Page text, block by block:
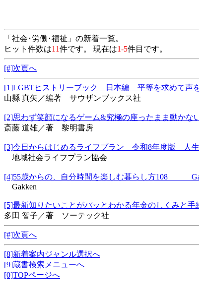
「社会･労働･福祉」の新着一覧。
ヒット件数は11件です。 現在は1-5件目です。
[#]次頁へ
[1]LGBTヒストリーブック 日本編 平等を求めて
山縣 真矢／編著 サウザンブックス社
[2]思わず笑顔になるゲーム&究極の座ったまま
斎藤 道雄／著 黎明書房
[3]今日からはじめるライフプラン 令和8年度版 人
地域社会ライフプラン協会
[4]55歳からの、自分時間を楽しむ暮らし方108
Gakken
[5]最新知りたいことがパッとわかる年金のしく
多田 智子／著 ソーテック社
[#]次頁へ
[8]新着案内ジャンル選択へ
[9]蔵書検索メニューへ
[0]TOPページへ